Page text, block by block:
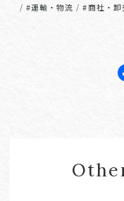
/ #運輸・物流 /#商社・卸